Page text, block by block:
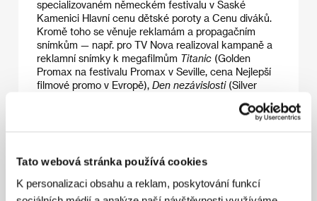
Tato webová stránka používá cookies
K personalizaci obsahu a reklam, poskytování funkcí
specializovaném německém festivalu v Saské
Kamenici Hlavní cenu dětské poroty a Cenu diváků.
Kromě toho se věnuje reklamám a propagačním
snímkům — např. pro TV Nova realizoval kampaně a
reklamní snímky k megafilmům Titanic (Golden
Promax na festivalu Promax v Seville, cena Nejlepší
filmové promo v Evropě), Den nezávislosti(Silver
(Golden Promax v Římě). Teenagerská komedie